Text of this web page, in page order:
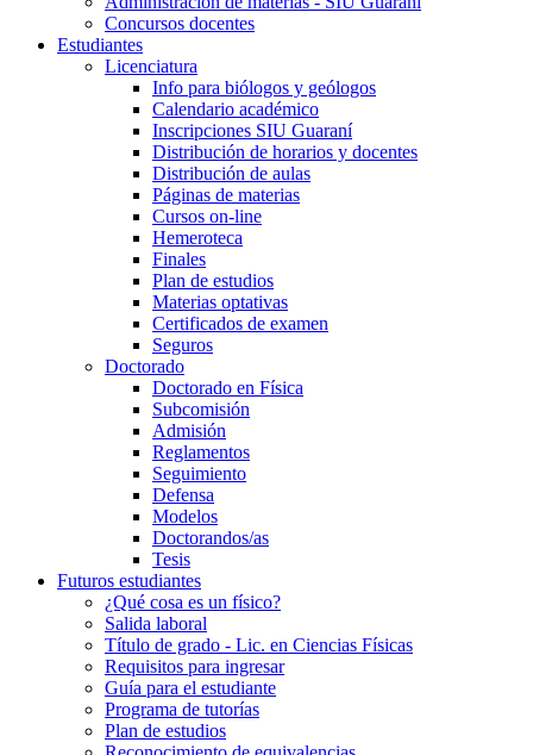
Concursos docentes
Estudiantes
Licenciatura
Info para biólogos y geólogos
Calendario académico
Inscripciones SIU Guaraní
Distribución de horarios y docentes
Distribución de aulas
Páginas de materias
Cursos on-line
Hemeroteca
Finales
Plan de estudios
Materias optativas
Certificados de examen
Seguros
Doctorado
Doctorado en Física
Subcomisión
Admisión
Reglamentos
Seguimiento
Defensa
Modelos
Doctorandos/as
Tesis
Futuros estudiantes
¿Qué cosa es un físico?
Salida laboral
Título de grado - Lic. en Ciencias Físicas
Requisitos para ingresar
Guía para el estudiante
Programa de tutorías
Plan de estudios